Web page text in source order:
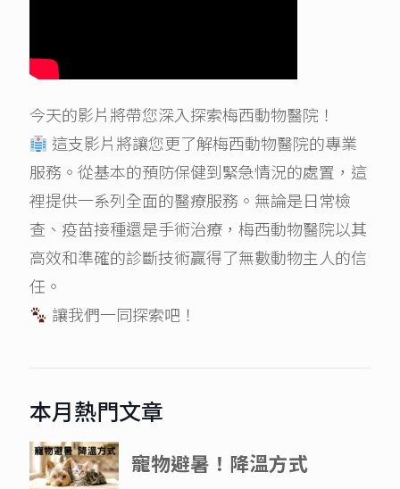
今天的影片將帶您深入探索梅西動物醫院！
這支影片將讓您更了解梅西動物醫院的專業
服務。從基本的預防保健到緊急情況的處置，這
裡提供一系列全面的醫療服務。無論是日常檢
查、疫苗接種還是手術治療，梅西動物醫院以其
高效和準確的診斷技術贏得了無數動物主人的信
任。
讓我們一同探索吧！
本月熱門文章